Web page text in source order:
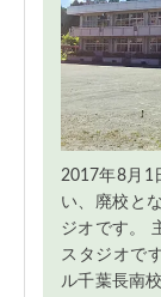
2017年8月1
い、廃校と
ジオです。
スタジオで
ル千葉長南